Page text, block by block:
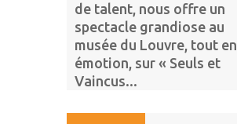
de talent, nous offre un
spectacle grandiose au
musée du Louvre, tout en
émotion, sur « Seuls et
Vaincus...